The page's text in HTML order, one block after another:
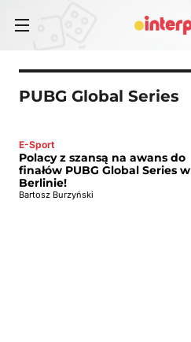
PUBG Global Series
E-Sport
Polacy z szansą na awans do
finałów PUBG Global Series w
Berlinie!
Bartosz Burzyński